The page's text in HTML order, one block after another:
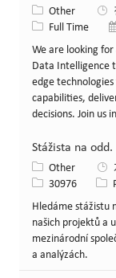
카테고리
Other
Job 유형
Full Time
We are looking
Data Intelligence
edge
capabilities,
decisions. Join us
Stážista na
카테고리
Other
Job ID30976 Job
Hledáme stážistu
našich projektů a
mezinárodní
a analýzách.